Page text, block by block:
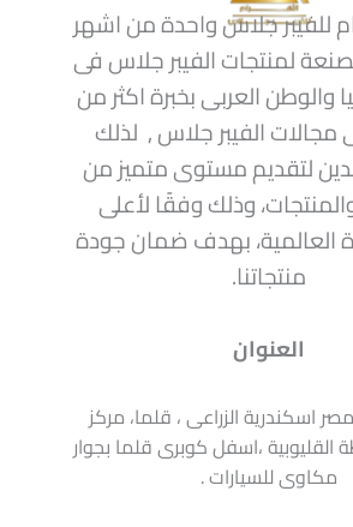
للفيبر جلاس واحدة من اشهر
لمنتجات الفيبر جلاس فى
والوطن العربى بخبرة اكثر من
مجالات الفيبر جلاس , لذلك
لتقديم مستوى متميز من
وذلك وفقًا لأعلى
العالمية، بهدف ضمان جودة
منتجاتنا.
العنوان
مصر اسكندرية الزراعى ، قلما، مركز
،اسفل كوبرى قلما بجوار
مكاوى للسيارات .